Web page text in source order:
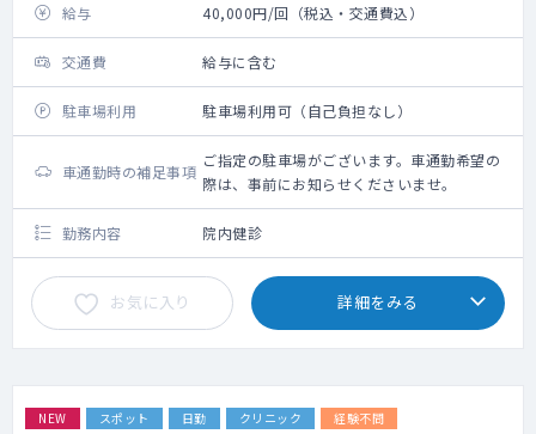
給与 40,000円/回（税込・交通費込）
交通費 給与に含む
駐車場利用 駐車場利用可（自己負担なし）
車通勤時の補足事項
ご指定の駐車場がございます。車通勤希望の
際は、事前にお知らせくださいませ。
勤務内容 院内健診
お気に入り 詳細をみる
NEW スポット 日勤 クリニック
経験不問